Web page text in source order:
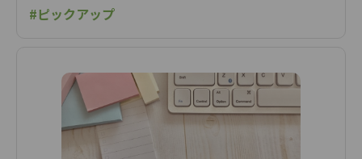
#ピックアップ